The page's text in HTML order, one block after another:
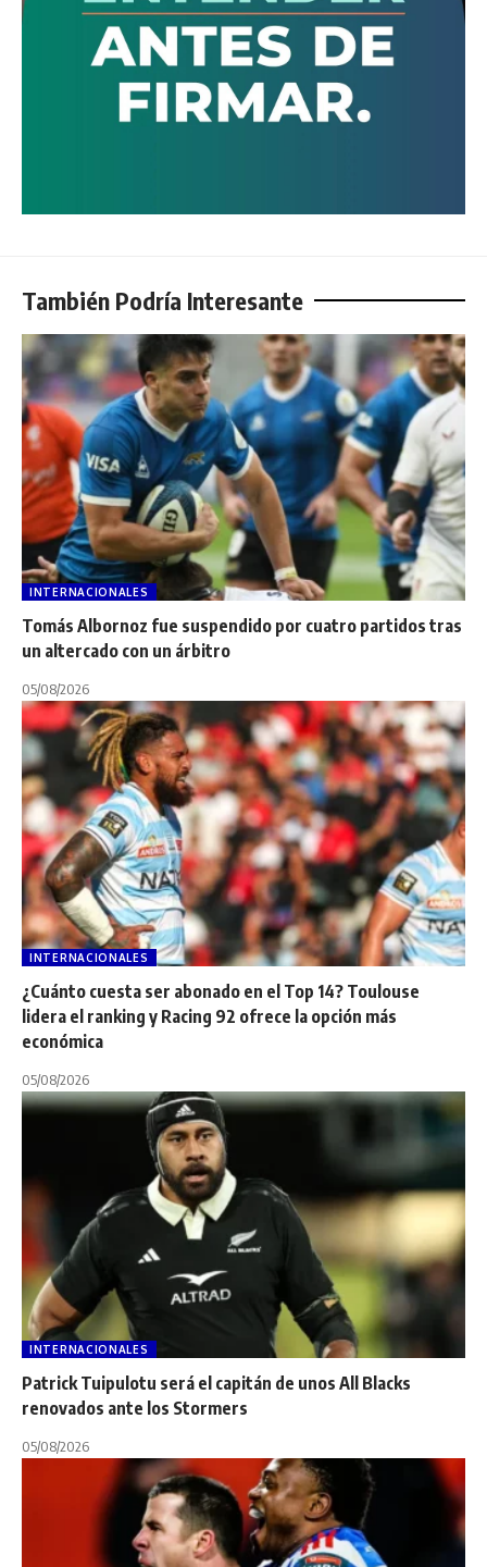
También Podría Interesante
INTERNACIONALES
Tomás Albornoz fue suspendido por cuatro partidos tras
un altercado con un árbitro
05/08/2026
INTERNACIONALES
¿Cuánto cuesta ser abonado en el Top 14? Toulouse
lidera el ranking y Racing 92 ofrece la opción más
económica
05/08/2026
INTERNACIONALES
Patrick Tuipulotu será el capitán de unos All Blacks
renovados ante los Stormers
05/08/2026